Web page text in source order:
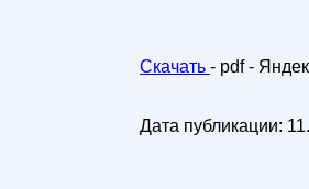
Скачать - pdf -
Дата публикации: